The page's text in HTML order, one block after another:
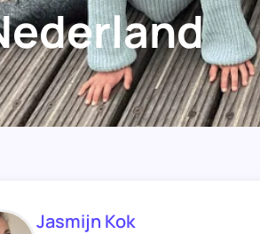
Jasmijn Kok